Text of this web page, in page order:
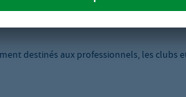
destinés aux professionnels, les clubs